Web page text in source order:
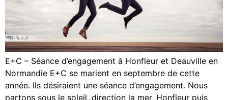
E+C – Séance d’engagement à Honfleur et Deauville en
Normandie E+C se marient en septembre de cette
année. Ils désiraient une séance d’engagement. Nous
partons sous le soleil, direction la mer, Honfleur puis